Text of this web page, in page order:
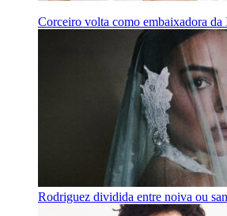
Corceiro volta como embaixadora da
Rodriguez dividida entre noiva ou